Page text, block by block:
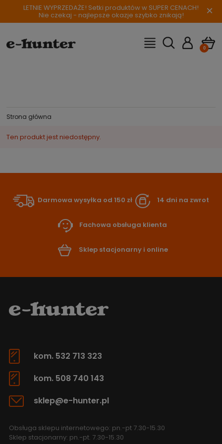
LETNIE WYPRZEDAŻE! Setki produktów w SUPER CENACH!
Nie czekaj - najlepsze okazje szybko znikają! ×
Strona główna
Ten produkt jest niedostępny.
Darmowa wysyłka od 150 zł 14 dni na zwrot
Fachowa obsługa klienta
Sklep stacjonarny i online
kom. 532 713 323
kom. 508 740 143
sklep@e-hunter.pl
Obsługa sklepu internetowego: pn.-pt 7.30-15.30
Sklep stacjonarny: pn.-pt. 7.30-15.30